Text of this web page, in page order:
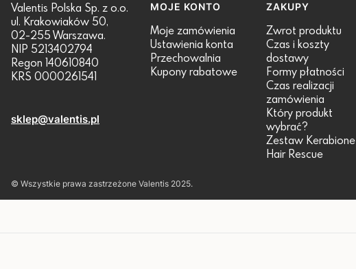
Valentis Polska Sp. z o.o.
ul. Krakowiaków 50,
02-255 Warszawa.
NIP 5213402794
Regon 140610840
KRS 0000261541
sklep@valentis.pl
Linki w stopce
MOJE KONTO
Moje zamówienia
Ustawienia konta
Przechowalnia
Kupony rabatowe
ZAKUPY
Zwrot produktu
Czas i koszty
dostawy
Formy płatności
Czas realizacji
zamówienia
Który produkt
wybrać?
Zestaw Kerabione
Hair Rescue
© Wszystkie prawa zastrzeżone Valentis 2025.